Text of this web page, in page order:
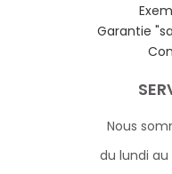
Garantie
Nous
du lundi au